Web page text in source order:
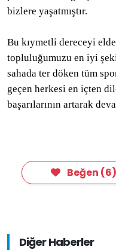
bizlere yaşatmıştır.
Bu kıymetli dereceyi
topluluğumuzu en iyi
sahada ter döken tüm
geçen herkesi en içten
başarılarının artarak
Beğen (6)
Diğer Haberler